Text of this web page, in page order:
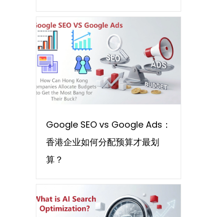
Google SEO vs Google Ads：
香港企业如何分配预算才最划
算？